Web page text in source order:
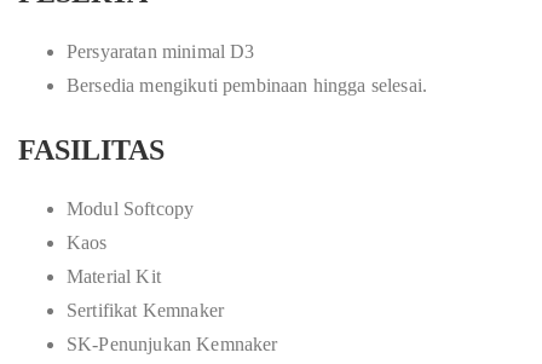
Persyaratan minimal D3
Bersedia mengikuti pembinaan hingga selesai.
FASILITAS
Modul Softcopy
Kaos
Material Kit
Sertifikat Kemnaker
SK-Penunjukan Kemnaker